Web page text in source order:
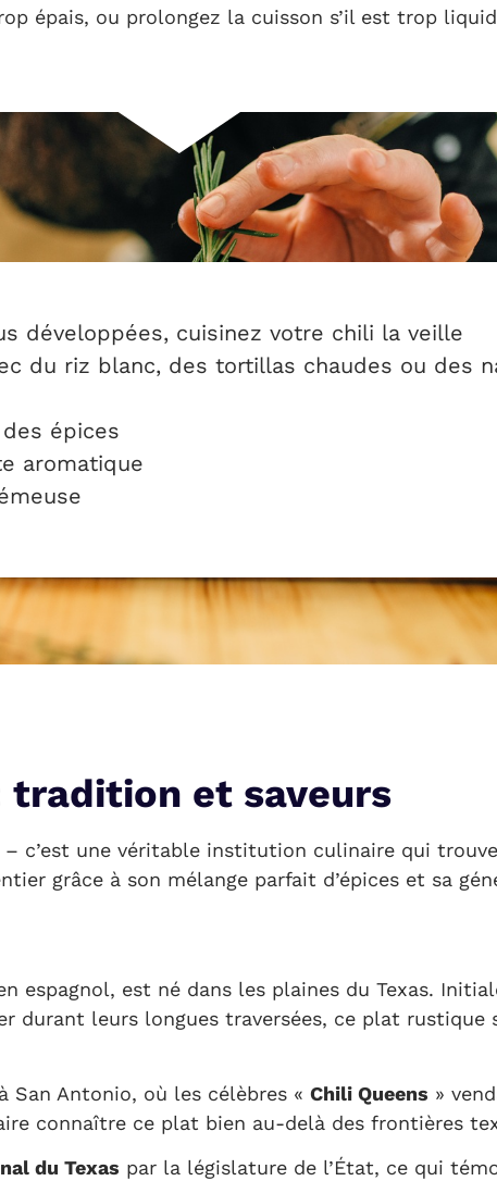
épais, ou prolongez la cuisson s’il est trop
développées, cuisinez votre chili la veille
du riz blanc, des tortillas chaudes ou des
épices
aromatique
tradition et saveurs
c’est une véritable institution culinaire qui trouve
grâce à son mélange parfait d’épices et sa
espagnol, est né dans les plaines du Texas.
durant leurs longues traversées, ce plat rustique
San Antonio, où les célèbres « Chili Queens »
connaître ce plat bien au-delà des frontières
du Texas par la législature de l’État, ce qui